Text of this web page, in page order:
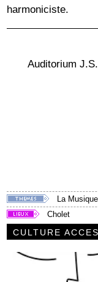
harmoniciste.
Auditorium
La
Cholet
CULTURE